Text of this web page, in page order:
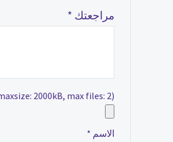
مراجعتك *
2000kB, max files: 2)
الاسم *